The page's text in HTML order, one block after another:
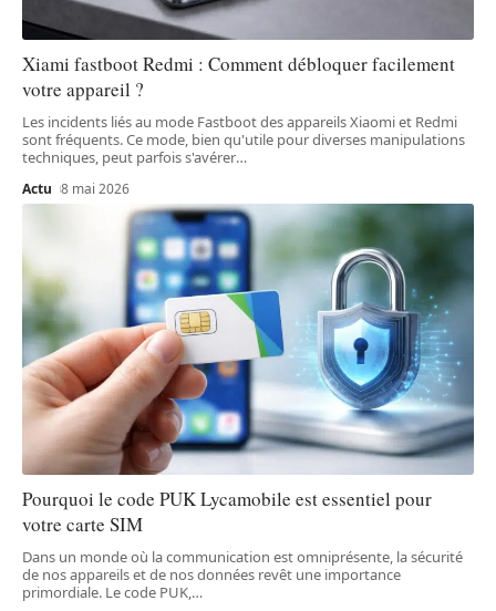
Xiami fastboot Redmi : Comment débloquer facilement
votre appareil ?
Les incidents liés au mode Fastboot des appareils Xiaomi et Redmi
sont fréquents. Ce mode, bien qu'utile pour diverses manipulations
techniques, peut parfois s'avérer…
Actu 8 mai 2026
Pourquoi le code PUK Lycamobile est essentiel pour
votre carte SIM
Dans un monde où la communication est omniprésente, la sécurité
de nos appareils et de nos données revêt une importance
primordiale. Le code PUK,…